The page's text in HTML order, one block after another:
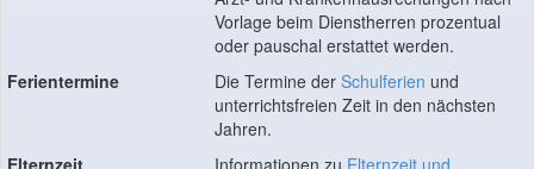
Vorlage beim Dienstherren prozentual
oder pauschal erstattet werden.
Ferientermine
Die Termine der Schulferien und
unterrichtsfreien Zeit in den nächsten
Jahren.